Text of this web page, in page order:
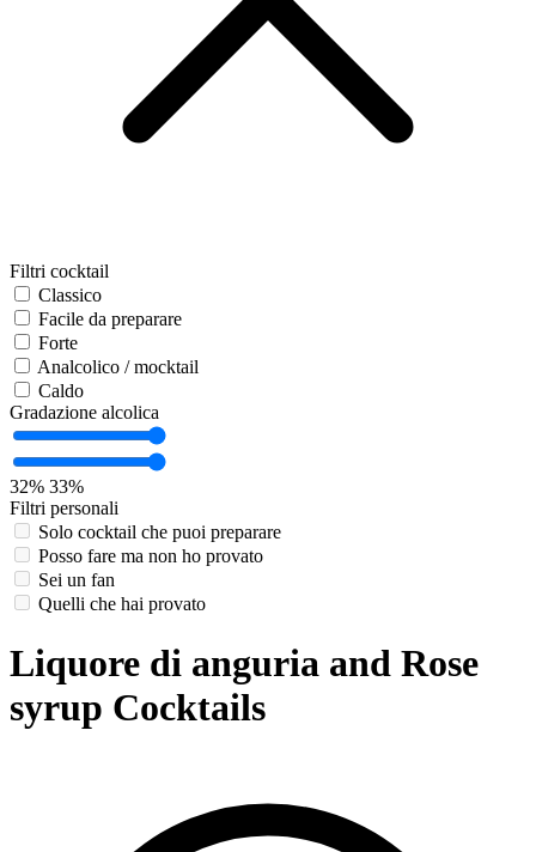
Filtri cocktail
Classico
Facile da preparare
Forte
Analcolico / mocktail
Caldo
Gradazione alcolica
32% 33%
Filtri personali
Solo cocktail che puoi preparare
Posso fare ma non ho provato
Sei un fan
Quelli che hai provato
Liquore di anguria and Rose
syrup Cocktails